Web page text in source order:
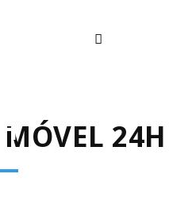
24H